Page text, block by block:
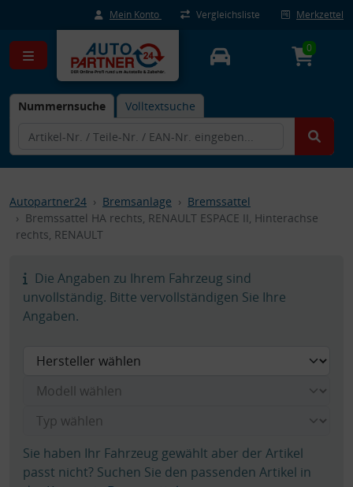
Mein Konto Vergleichsliste Merkzettel
Nummernsuche Volltextsuche
0
Autopartner24 Bremsanlage
Bremssattel
Bremssattel HA rechts, RENAULT ESPACE II, Hinterachse
rechts, RENAULT
Die Angaben zu Ihrem Fahrzeug sind
unvollständig. Bitte vervollständigen Sie Ihre
Angaben.
Sie haben Ihr Fahrzeug gewählt aber der Artikel
passt nicht? Suchen Sie den passenden Artikel in